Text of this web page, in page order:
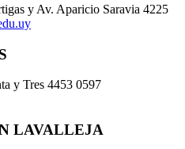
y Av. Aparicio Saravia 4225
y Tres 4453 0597
LAVALLEJA